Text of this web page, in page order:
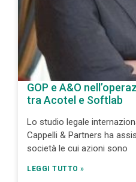
GOP e A&O
tra Acotel e Softlab
Lo studio legale
Cappelli & Partners ha
società le cui azioni sono
LEGGI TUTTO »